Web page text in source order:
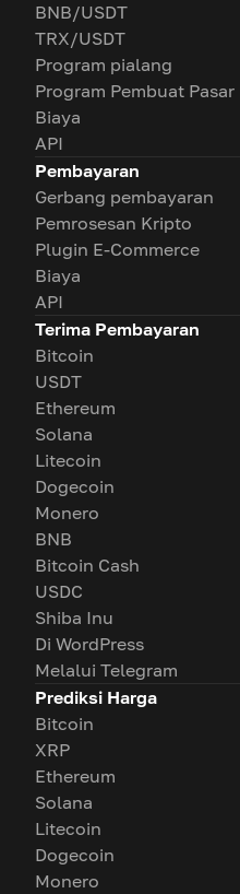
BNB/USDT
TRX/USDT
Program pialang
Program Pembuat Pasar
Biaya
API
Pembayaran
Gerbang pembayaran
Pemrosesan Kripto
Plugin E-Commerce
Biaya
API
Terima Pembayaran
Bitcoin
USDT
Ethereum
Solana
Litecoin
Dogecoin
Monero
BNB
Bitcoin Cash
USDC
Shiba Inu
Di WordPress
Melalui Telegram
Prediksi Harga
Bitcoin
XRP
Ethereum
Solana
Litecoin
Dogecoin
Monero